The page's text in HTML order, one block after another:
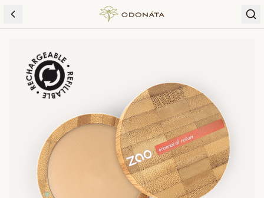
Skip to content